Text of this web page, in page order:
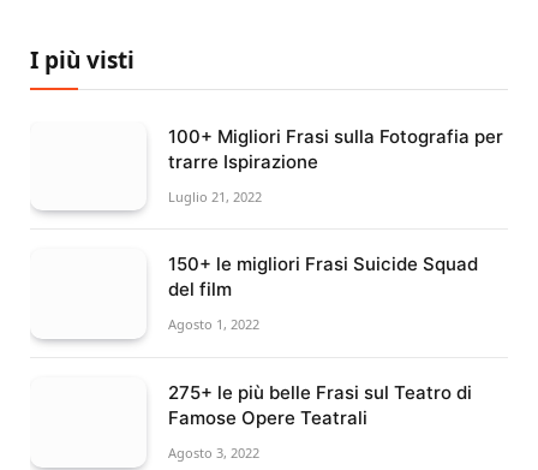
I più visti
100+ Migliori Frasi sulla Fotografia per
trarre Ispirazione
Luglio 21, 2022
150+ le migliori Frasi Suicide Squad
del film
Agosto 1, 2022
275+ le più belle Frasi sul Teatro di
Famose Opere Teatrali
Agosto 3, 2022